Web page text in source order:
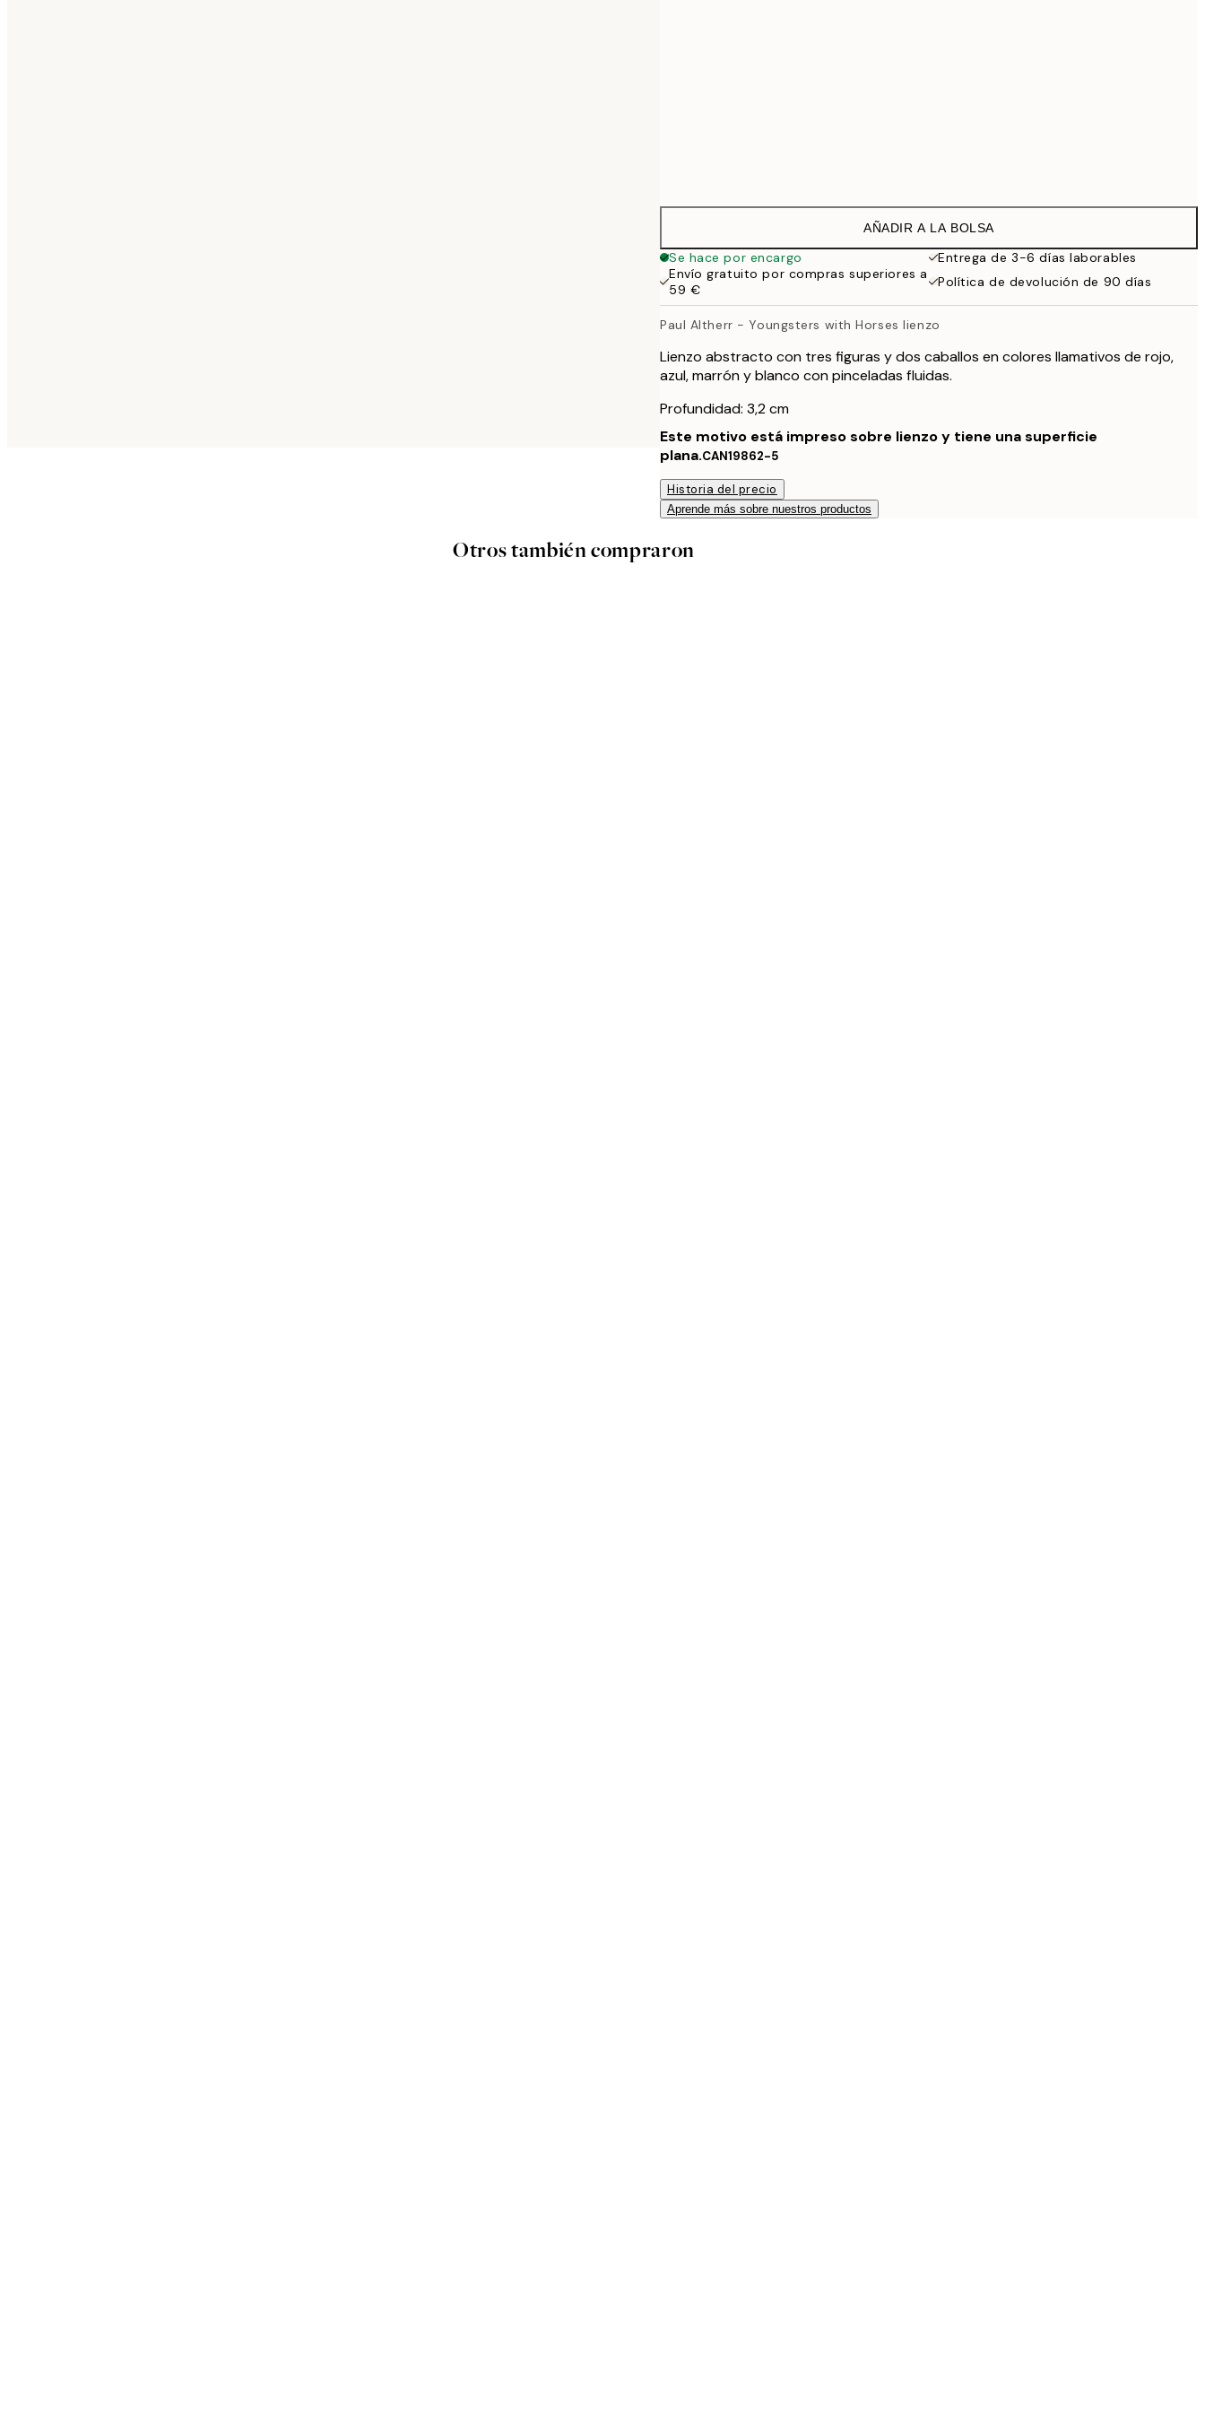
AÑADIR A LA BOLSA
Se hace por encargo
Entrega de 3-6 días laborables
Envío gratuito por compras superiores a
59 €
Política de devolución de 90 días
Paul Altherr - Youngsters with Horses lienzo
Lienzo abstracto con tres figuras y dos caballos en colores llamativos de rojo,
azul, marrón y blanco con pinceladas fluidas.
Profundidad: 3,2 cm
Este motivo está impreso sobre lienzo y tiene una superficie
plana.CAN19862-5
Historia del precio
Aprende más sobre nuestros productos
Otros también compraron